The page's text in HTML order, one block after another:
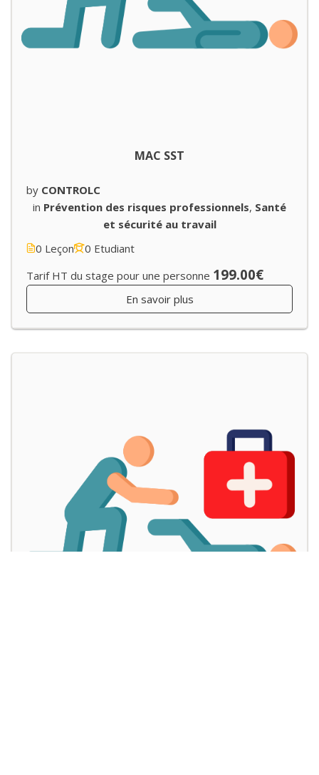
MAC SST
by CONTROLC
in Prévention des risques professionnels, Santé
et sécurité au travail
0 Leçon
0 Etudiant
Tarif HT du stage pour une personne 199.00€
En savoir plus